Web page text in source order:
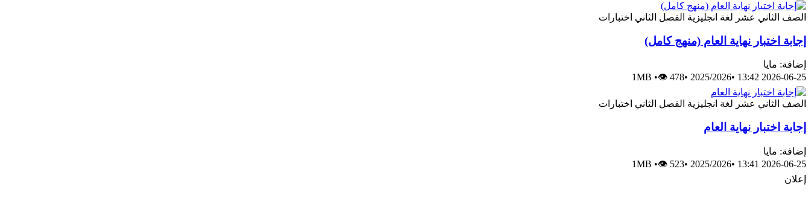
الصف الثاني عشر لغة انجليزية الفصل الثاني اختبارات
إجابة اختبار نهاية العام (منهج كامل)
إضافة: مايا
2026-06-25 13:42
•
2025/2026
•
1MB •👁 478
الصف الثاني عشر لغة انجليزية الفصل الثاني اختبارات
إجابة اختبار نهاية العام
إضافة: مايا
2026-06-25 13:41
•
2025/2026
•
1MB •👁 523
إعلان